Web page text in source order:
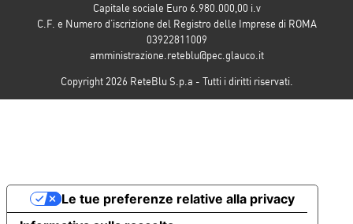
Capitale sociale Euro 6.980.000,00 i.v
C.F. e Numero d’iscrizione del Registro delle Imprese di ROMA
03922811009
amministrazione.reteblu@pec.glauco.it
Copyright 2026 ReteBlu S.p.a - Tutti i diritti riservati.
Le tue preferenze relative alla privacy